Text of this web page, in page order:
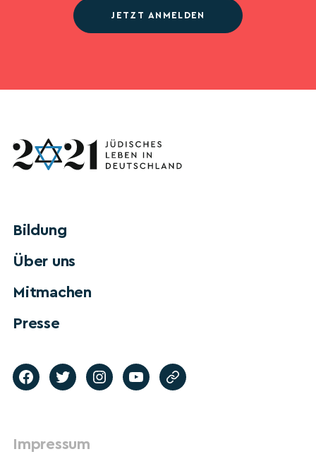
JETZT ANMELDEN
Bildung
Über uns
Mitmachen
Presse
Impressum